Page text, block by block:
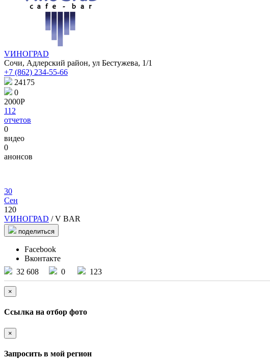
VИНОГРАD
Сочи, Адлерский район, ул Бестужева, 1/1
+7 (862) 234-55-66
24175
0
2000Р
112
отчетов
0
видео
0
анонсов
30
Сен
120
VИНОГРАD / V BAR
поделиться
Facebook
Вконтакте
32 608
0 123
×
Ссылка на отбор фото
×
Запросить в мой регион